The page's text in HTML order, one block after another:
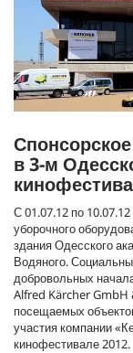
в 3-м
С 01.07.12 по
уборочного
здания Одесского
Водяного.
добровольных
Alfred Kärcher GmbH
посещаемых
участия компании
кинофестивале 2012.